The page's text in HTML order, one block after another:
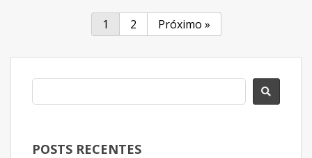
1 2 Próximo »
POSTS RECENTES